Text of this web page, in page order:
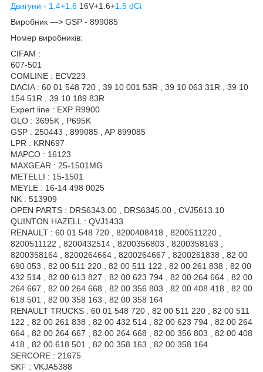
Двигуни - 1.4+1.6 16V+1.6+1.5 dCi
Виробник —> GSP - 899085
Номер виробників:
CIFAM :
607-501
COMLINE : ECV223
DACIA : 60 01 548 720 , 39 10 001 53R , 39 10 063 31R , 39 10
154 51R , 39 10 189 83R
Expert line : EXP R9900
GLO : 3695K , P695K
GSP : 250443 , 899085 , AP 899085
LPR : KRN697
MAPCO : 16123
MAXGEAR : 25-1501MG
METELLI : 15-1501
MEYLE : 16-14 498 0025
NK : 513909
OPEN PARTS : DRS6343.00 , DRS6345.00 , CVJ5613.10
QUINTON HAZELL : QVJ1433
RENAULT : 60 01 548 720 , 8200408418 , 8200511220 ,
8200511122 , 8200432514 , 8200356803 , 8200358163 ,
8200358164 , 8200264664 , 8200264667 , 8200261838 , 82 00
690 053 , 82 00 511 220 , 82 00 511 122 , 82 00 261 838 , 82 00
432 514 , 82 00 613 827 , 82 00 623 794 , 82 00 264 664 , 82 00
264 667 , 82 00 264 668 , 82 00 356 803 , 82 00 408 418 , 82 00
618 501 , 82 00 358 163 , 82 00 358 164
RENAULT TRUCKS : 60 01 548 720 , 82 00 511 220 , 82 00 511
122 , 82 00 261 838 , 82 00 432 514 , 82 00 623 794 , 82 00 264
664 , 82 00 264 667 , 82 00 264 668 , 82 00 356 803 , 82 00 408
418 , 82 00 618 501 , 82 00 358 163 , 82 00 358 164
SERCORE : 21675
SKF : VKJA5388